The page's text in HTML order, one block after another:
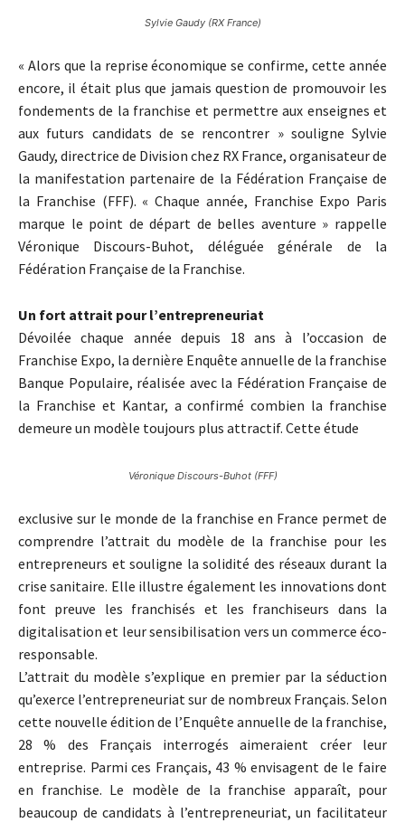
Sylvie Gaudy (RX France)
« Alors que la reprise économique se confirme, cette année
encore, il était plus que jamais question de promouvoir les
fondements de la franchise et permettre aux enseignes et
aux futurs candidats de se rencontrer » souligne Sylvie
Gaudy, directrice de Division chez RX France, organisateur de
la manifestation partenaire de la Fédération Française de
la Franchise (FFF). « Chaque année, Franchise Expo Paris
marque le point de départ de belles aventure » rappelle
Véronique Discours-Buhot, déléguée générale de la
Fédération Française de la Franchise.
Un fort attrait pour l’entrepreneuriat
Dévoilée chaque année depuis 18 ans à l’occasion de
Franchise Expo, la dernière Enquête annuelle de la franchise
Banque Populaire, réalisée avec la Fédération Française de
la Franchise et Kantar, a confirmé combien la franchise
demeure un modèle toujours plus attractif. Cette étude
Véronique Discours-Buhot (FFF)
exclusive sur le monde de la franchise en France permet de
comprendre l’attrait du modèle de la franchise pour les
entrepreneurs et souligne la solidité des réseaux durant la
crise sanitaire. Elle illustre également les innovations dont
font preuve les franchisés et les franchiseurs dans la
digitalisation et leur sensibilisation vers un commerce éco-
responsable.
L’attrait du modèle s’explique en premier par la séduction
qu’exerce l’entrepreneuriat sur de nombreux Français. Selon
cette nouvelle édition de l’Enquête annuelle de la franchise,
28 % des Français interrogés aimeraient créer leur
entreprise. Parmi ces Français, 43 % envisagent de le faire
en franchise. Le modèle de la franchise apparaît, pour
beaucoup de candidats à l’entrepreneuriat, un facilitateur